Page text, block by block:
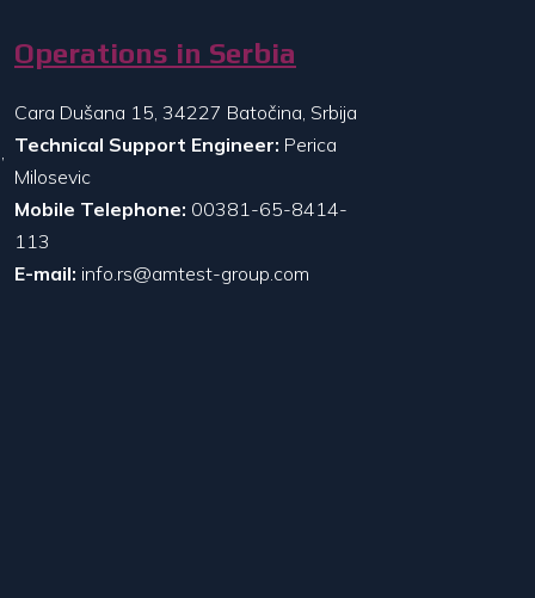
Operations in Serbia
Cara Dušana 15, 34227 Batočina, Srbija
Technical Support Engineer: Perica
Milosevic
Mobile Telephone: 00381-65-8414-
113
E-mail: info.rs@amtest-group.com